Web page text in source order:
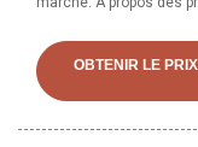
fournisseurs, dont 46 %
filtre-presse et 1 % des
OBTENIR LE PRIX